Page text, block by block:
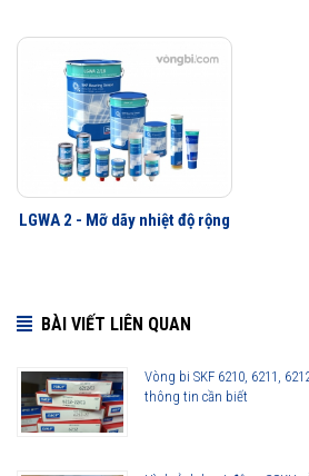
Đại lý ủy quyền SKF chính hãng - SKF
Hotline 24/7:
079 66 55 386
LGWA 2 - Mỡ dãy nhiệt độ rộng
BÀI VIẾT LIÊN QUAN
Vòng bi SKF 6210, 6211,
thông tin cần biết